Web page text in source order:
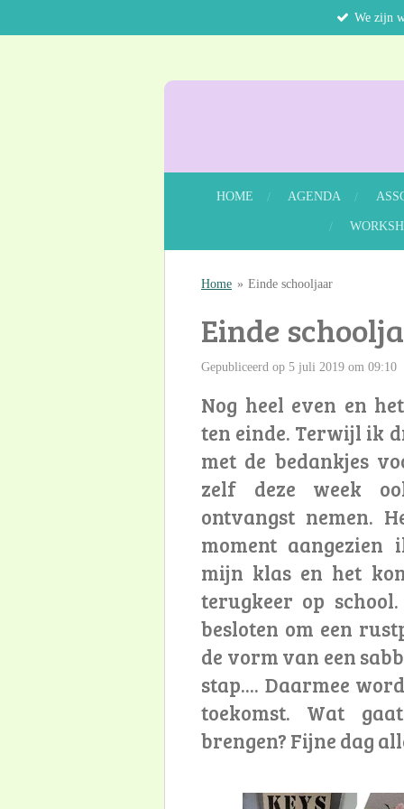
We zijn
HOME AGENDA
Home » Einde schooljaar
Einde
Gepubliceerd op 5 juli 2019 om 09:10
Nog heel even en
ten einde. Terwijl ik
met de bedankjes
zelf deze week
ontvangst nemen.
moment
mijn klas en het
terugkeer op
besloten om een
de vorm van een
stap.... Daarmee
toekomst. Wat
brengen? Fijne dag